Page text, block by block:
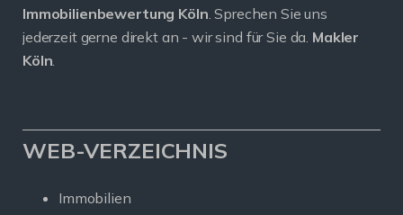
Immobilienbewertung Köln. Sprechen Sie uns
jederzeit gerne direkt an - wir sind für Sie da. Makler
Köln.
WEB-VERZEICHNIS
Immobilien